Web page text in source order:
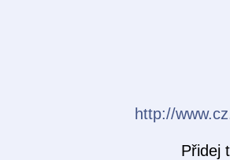
http://
Přidej